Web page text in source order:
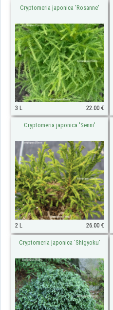
Cryptomeria japonica 'Rosanne'
3 L 22.00 €
Cryptomeria japonica 'Senni'
2 L 26.00 €
Cryptomeria japonica 'Shigyoku'